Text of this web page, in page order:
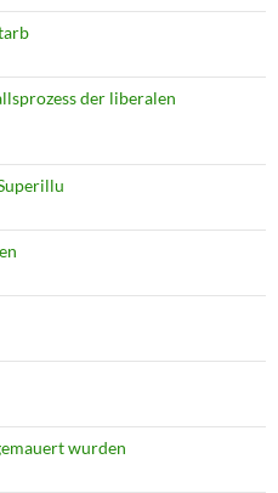
der liberalen
wurden